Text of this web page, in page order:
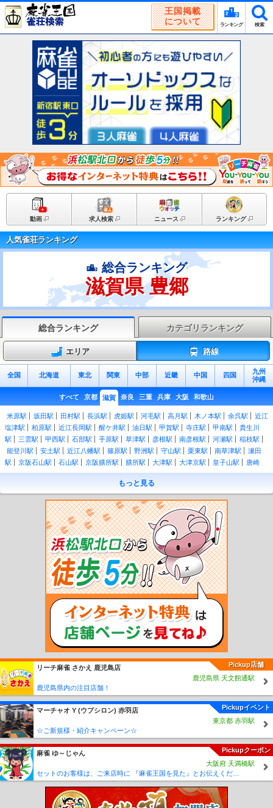
王国掲載
について
ランキング 検索
動画 求人検索 ニュース ランキング
人気雀荘ランキング
総合ランキング
滋賀県 豊郷
総合ランキング カテゴリランキング
エリア 路線
全国 北海道 東北 関東 中部 近畿 中国 四国
九州
沖縄
すべて 京都 滋賀 奈良 三重 兵庫 大阪 和歌山
米原駅 坂田駅 田村駅 長浜駅 虎姫駅 河毛駅 高月駅 木ノ本駅 余呉駅
近江
塩津駅
柏原駅 近江長岡駅 醒ケ井駅 油日駅 甲賀駅 寺庄駅 甲南駅
貴生川
駅
三雲駅 甲西駅 石部駅 手原駅 草津駅 彦根駅 南彦根駅 河瀬駅
稲枝駅
能登川駅
安土駅 近江八幡駅 篠原駅 野洲駅 守山駅 栗東駅 南草津駅
瀬田
駅
京阪石山駅 石山駅 京阪膳所駅 膳所駅 大津駅 大津京駅 皇子山駅
唐崎
駅
比叡山坂本駅 おごと温泉駅 堅田駅 小野駅 和邇駅 蓬莱駅 志賀駅
比良
近江高島駅 安曇川駅
駅
マキノ駅 永原駅 石山寺駅 唐橋前駅 粟津駅 瓦ヶ浜駅 中ノ庄駅
膳所本町
石場駅 島ノ関駅 浜大津駅 三井寺駅 別所駅 近江神宮前駅
穴太駅 松ノ馬場駅 坂本駅 追分駅 大谷駅 上栄町駅
鳥居本駅 彦根口駅 高宮駅 尼子駅 豊郷駅 愛知川駅 五箇荘駅
長谷野駅 大学前駅 京セラ前駅 桜川駅 朝日大塚駅 朝日野駅
水口松尾駅 水口駅 水口石橋駅 水口城南駅 ひこね芹川駅
多賀大社前駅
スクリーン駅
新八日市駅 太郎坊宮前駅 市辺駅 平田駅 武佐駅
紫香楽宮跡駅
勅旨駅 玉桂寺前駅 信楽駅
もっと見る
Pickup店舗
リーチ麻雀 さかえ 鹿児島店
鹿児島県 天文館通駅
鹿児島県内の注目店舗！
Pickupイベント
マーチャオ Υ (ウプシロン) 赤羽店
東京都 赤羽駅
☆ご新規様・紹介キャンペーン☆
Pickupクーポン
麻雀 ゆ～じゃん
大阪府 天満橋駅